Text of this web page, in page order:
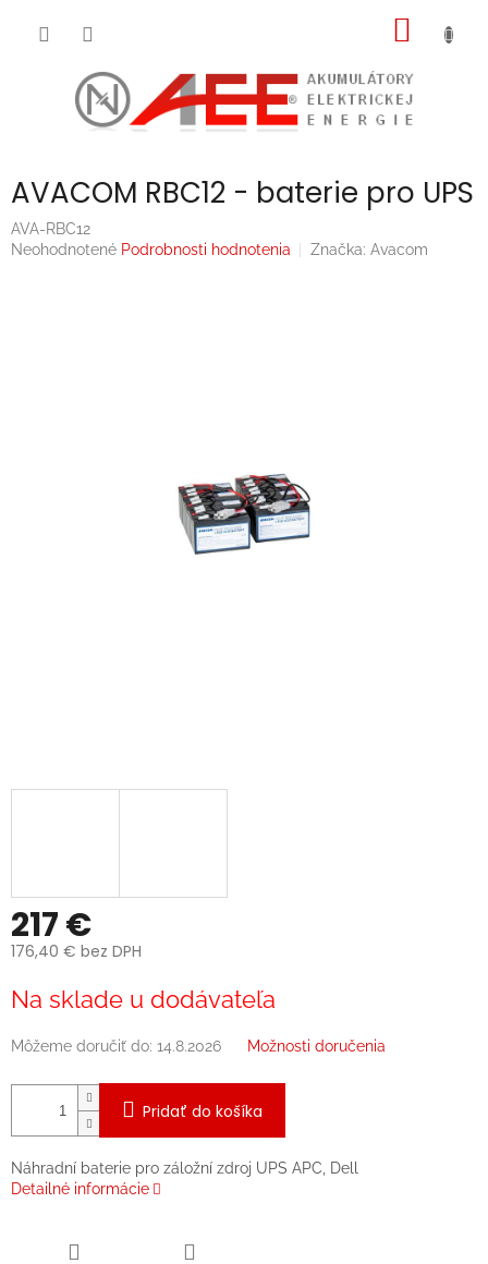
AVACOM RBC12 - baterie pro UPS
AVA-RBC12
Priemerné
Neohodnotené Podrobnosti hodnotenia Značka: Avacom
217 €
176,40 € bez DPH
cena:
Na sklade u dodávateľa
Môžeme doručiť do: 14.8.2026 Možnosti doručenia
Pridať do košíka
Náhradní baterie pro záložní zdroj UPS APC, Dell
Detailné informácie